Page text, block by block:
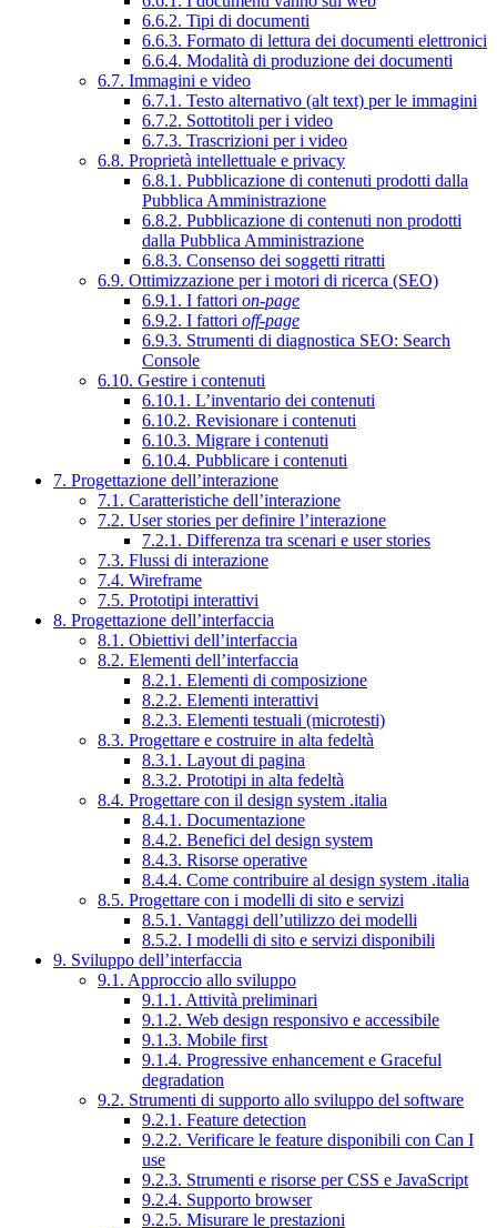
6.6.2. Tipi di documenti
6.6.3. Formato di lettura dei documenti elettronici
6.6.4. Modalità di produzione dei documenti
6.7. Immagini e video
6.7.1. Testo alternativo (alt text) per le immagini
6.7.2. Sottotitoli per i video
6.7.3. Trascrizioni per i video
6.8. Proprietà intellettuale e privacy
6.8.1. Pubblicazione di contenuti prodotti dalla
Pubblica Amministrazione
6.8.2. Pubblicazione di contenuti non prodotti
dalla Pubblica Amministrazione
6.8.3. Consenso dei soggetti ritratti
6.9. Ottimizzazione per i motori di ricerca (SEO)
6.9.1. I fattori on-page
6.9.2. I fattori off-page
6.9.3. Strumenti di diagnostica SEO: Search
Console
6.10. Gestire i contenuti
6.10.1. L’inventario dei contenuti
6.10.2. Revisionare i contenuti
6.10.3. Migrare i contenuti
6.10.4. Pubblicare i contenuti
7. Progettazione dell’interazione
7.1. Caratteristiche dell’interazione
7.2. User stories per definire l’interazione
7.2.1. Differenza tra scenari e user stories
7.3. Flussi di interazione
7.4. Wireframe
7.5. Prototipi interattivi
8. Progettazione dell’interfaccia
8.1. Obiettivi dell’interfaccia
8.2. Elementi dell’interfaccia
8.2.1. Elementi di composizione
8.2.2. Elementi interattivi
8.2.3. Elementi testuali (microtesti)
8.3. Progettare e costruire in alta fedeltà
8.3.1. Layout di pagina
8.3.2. Prototipi in alta fedeltà
8.4. Progettare con il design system .italia
8.4.1. Documentazione
8.4.2. Benefici del design system
8.4.3. Risorse operative
8.4.4. Come contribuire al design system .italia
8.5. Progettare con i modelli di sito e servizi
8.5.1. Vantaggi dell’utilizzo dei modelli
8.5.2. I modelli di sito e servizi disponibili
9. Sviluppo dell’interfaccia
9.1. Approccio allo sviluppo
9.1.1. Attività preliminari
9.1.2. Web design responsivo e accessibile
9.1.3. Mobile first
9.1.4. Progressive enhancement e Graceful
degradation
9.2. Strumenti di supporto allo sviluppo del software
9.2.1. Feature detection
9.2.2. Verificare le feature disponibili con Can I
use
9.2.3. Strumenti e risorse per CSS e JavaScript
9.2.4. Supporto browser
9.2.5. Misurare le prestazioni